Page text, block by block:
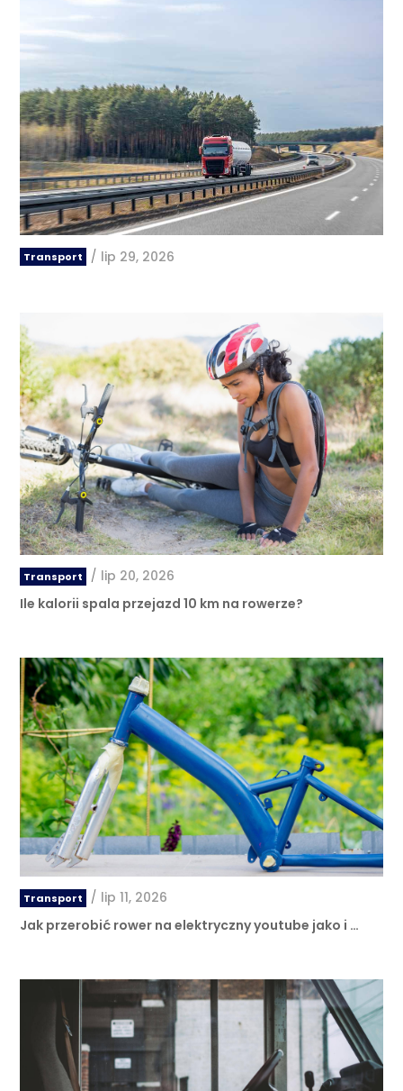
Transport / lip 29, 2026
Transport / lip 20, 2026
Ile kalorii spala przejazd 10 km na rowerze?
Transport / lip 11, 2026
Jak przerobić rower na elektryczny youtube jako i …